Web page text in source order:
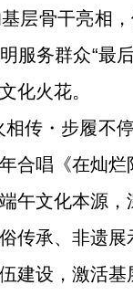
层骨干亮相
服务群众“最
化火花。
相传・步履不
合唱《在灿
午文化本源
传承、非遗
建设，激活